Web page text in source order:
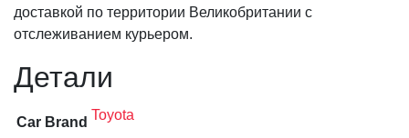
доставкой по территории Великобритании с
отслеживанием курьером.
Детали
Car Brand Toyota